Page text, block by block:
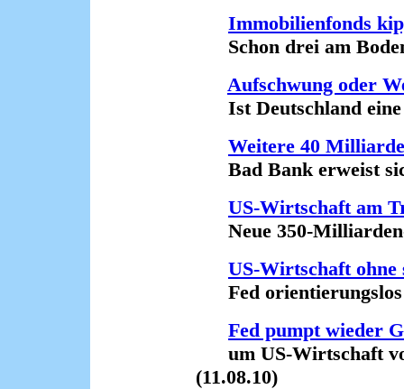
Immobilienfonds
Schon drei am
Aufschwung oder
Ist Deutschland eine
Weitere 40
Bad Bank erweist
US-Wirtschaft am
Neue 350-
US-Wirtschaft
Fed orientierungslos
Fed pumpt wieder
um US-Wirtschaft
(11.08.10)